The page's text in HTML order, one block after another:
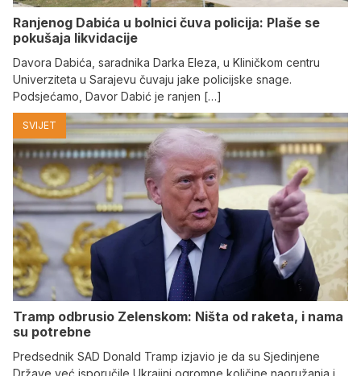
Ranjenog Dabića u bolnici čuva policija: Plaše se
pokušaja likvidacije
Davora Dabića, saradnika Darka Eleza, u Kliničkom centru
Univerziteta u Sarajevu čuvaju jake policijske snage.
Podsjećamo, Davor Dabić je ranjen […]
SVIJET
Tramp odbrusio Zelenskom: Ništa od raketa, i nama
su potrebne
Predsednik SAD Donald Tramp izjavio je da su Sjedinjene